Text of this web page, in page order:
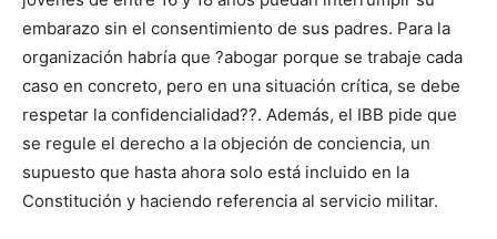
embarazo sin el consentimiento de sus padres. Para la
organización habría que ?abogar porque se trabaje cada
caso en concreto, pero en una situación crítica, se debe
respetar la confidencialidad??. Además, el IBB pide que
se regule el derecho a la objeción de conciencia, un
supuesto que hasta ahora solo está incluido en la
Constitución y haciendo referencia al servicio militar.